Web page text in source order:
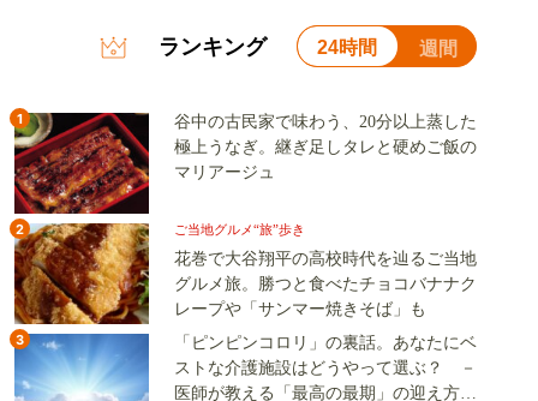
ランキング 24時間 週間
1
谷中の古民家で味わう、20分以上蒸した
極上うなぎ。継ぎ足しタレと硬めご飯の
マリアージュ
2 ご当地グルメ“旅”歩き
花巻で大谷翔平の高校時代を辿るご当地
グルメ旅。勝つと食べたチョコバナナク
レープや「サンマー焼きそば」も
3
「ピンピンコロリ」の裏話。あなたにベ
ストな介護施設はどうやって選ぶ？ －
医師が教える「最高の最期」の迎え方